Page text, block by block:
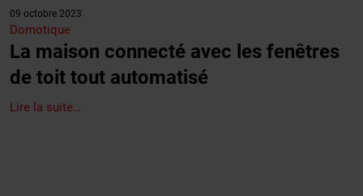
09 octobre 2023
Domotique
La maison connecté avec les fenêtres
de toit tout automatisé
Lire la suite…